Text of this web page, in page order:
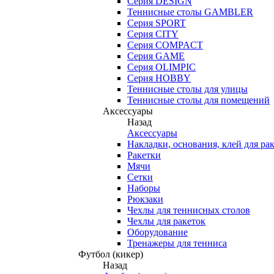
Теннисные столы GAMBLER
Серия SPORT
Серия CITY
Серия COMPACT
Серия GAME
Серия OLIMPIC
Серия HOBBY
Теннисные столы для улицы
Теннисные столы для помещений
Аксессуары
Назад
Аксессуары
Накладки, основания, клей для
Ракетки
Мячи
Сетки
Наборы
Рюкзаки
Чехлы для теннисных столов
Чехлы для ракеток
Оборудование
Тренажеры для тенниса
Футбол (кикер)
Назад